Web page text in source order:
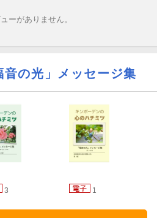
ーがありません。
音の光」メッセージ集
3 1